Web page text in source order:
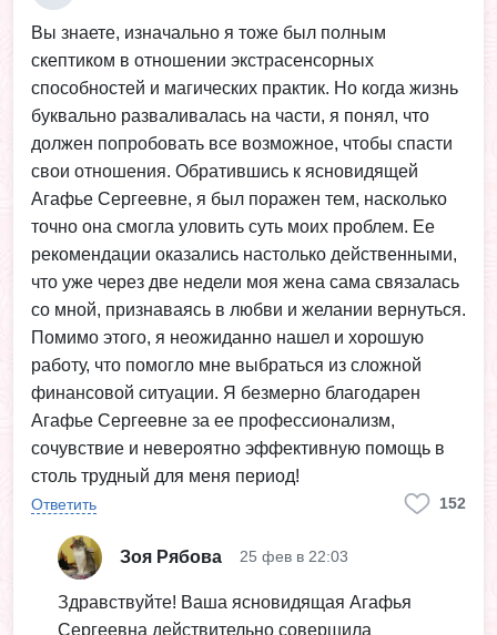
Вы знаете, изначально я тоже был полным
скептиком в отношении экстрасенсорных
способностей и магических практик. Но когда жизнь
буквально разваливалась на части, я понял, что
должен попробовать все возможное, чтобы спасти
свои отношения. Обратившись к ясновидящей
Агафье Сергеевне, я был поражен тем, насколько
точно она смогла уловить суть моих проблем. Ее
рекомендации оказались настолько действенными,
что уже через две недели моя жена сама связалась
со мной, признаваясь в любви и желании вернуться.
Помимо этого, я неожиданно нашел и хорошую
работу, что помогло мне выбраться из сложной
финансовой ситуации. Я безмерно благодарен
Агафье Сергеевне за ее профессионализм,
сочувствие и невероятно эффективную помощь в
столь трудный для меня период!
Ответить 152
Зоя Рябова 25 фев в 22:03
Здравствуйте! Ваша ясновидящая Агафья
Сергеевна действительно совершила